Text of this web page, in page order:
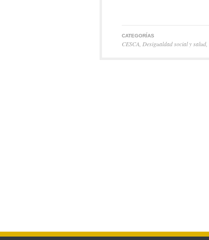
CATEGORÍAS
CESCA Desigualdad social y salud